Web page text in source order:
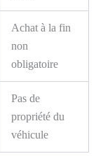
Achat à la fin
non
obligatoire
Pas de
propriété du
véhicule